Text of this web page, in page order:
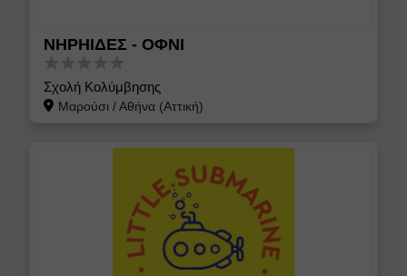
ΝΗΡΗΙΔΕΣ - ΟΦΝΙ
Σχολή Κολύμβησης
Μαρούσι /Αθήνα (Αττική)